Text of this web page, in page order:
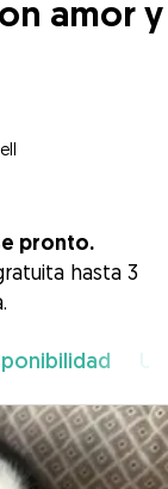
amor y
pronto.
hasta 3